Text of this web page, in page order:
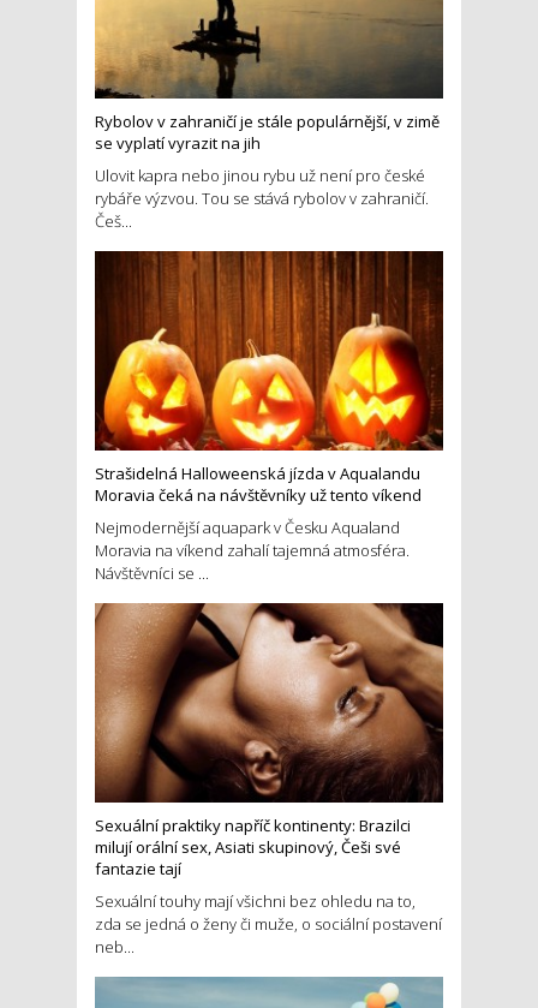
Rybolov v zahraničí je stále populárnější, v zimě
se vyplatí vyrazit na jih
Ulovit kapra nebo jinou rybu už není pro české
rybáře výzvou. Tou se stává rybolov v zahraničí.
Češ...
Strašidelná Halloweenská jízda v Aqualandu
Moravia čeká na návštěvníky už tento víkend
Nejmodernější aquapark v Česku Aqualand
Moravia na víkend zahalí tajemná atmosféra.
Návštěvníci se ...
Sexuální praktiky napříč kontinenty: Brazilci
milují orální sex, Asiati skupinový, Češi své
fantazie tají
Sexuální touhy mají všichni bez ohledu na to,
zda se jedná o ženy či muže, o sociální postavení
neb...